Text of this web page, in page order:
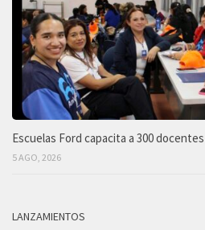
Escuelas Ford capacita a 300
5 AGO, 2026
LANZAMIENTOS